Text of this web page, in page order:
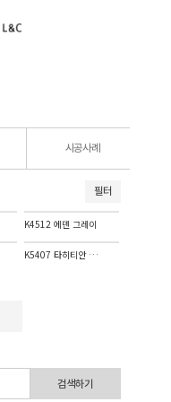
시공사례
필터
K4512 에덴 그레이
K5407 타히티안 크림
검색하기